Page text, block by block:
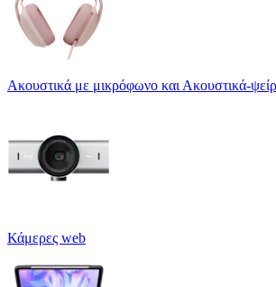
Ακουστικά με μικρόφωνο και Ακουστικά-
Κάμερες web